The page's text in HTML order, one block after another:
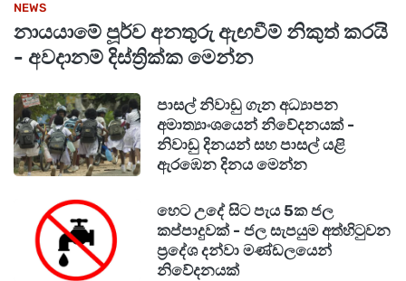
NEWS
නායයාමේ පූර්ව අනතුරු ඇඟවීම් නිකුත් කරයි
- අවදානම් දිස්ත්‍රික්ක මෙන්න
පාසල් නිවාඩු ගැන අධ්‍යාපන
අමාත්‍යාංශයෙන් නිවේදනයක් -
නිවාඩු දිනයන් සහ පාසල් යළි
ඇරඹෙන දිනය මෙන්න
හෙට උදේ සිට පැය 5ක ජල
කප්පාදුවක් - ජල සැපයුම අත්හිටුවන
ප්‍රදේශ දන්වා මණ්ඩලයෙන්
නිවේදනයක්